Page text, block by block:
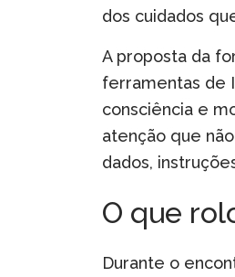
dos cuidados
A proposta da
ferramentas de
consciência e
atenção que
dados,
O que
Durante o